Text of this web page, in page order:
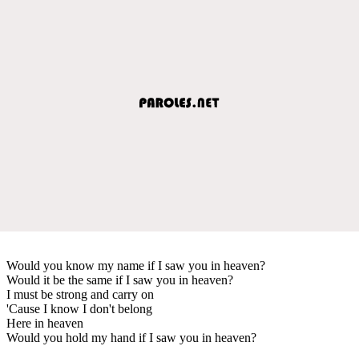
Would you know my name if I saw you in heaven?
Would it be the same if I saw you in heaven?
I must be strong and carry on
'Cause I know I don't belong
Here in heaven
Would you hold my hand if I saw you in heaven?